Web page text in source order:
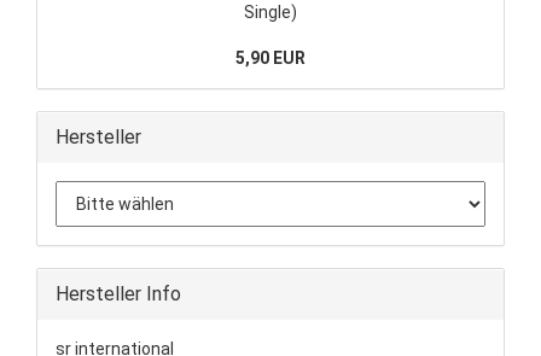
Single)
5,90 EUR
Hersteller
Hersteller Info
sr international